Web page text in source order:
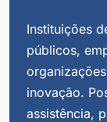
Instituições
públicos,
inovação.
assistência,